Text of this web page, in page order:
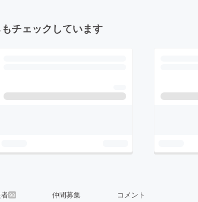
チェックしています
98 仲間募集 コメント